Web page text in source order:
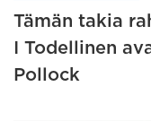
Tämän takia
I Todellinen
Pollock